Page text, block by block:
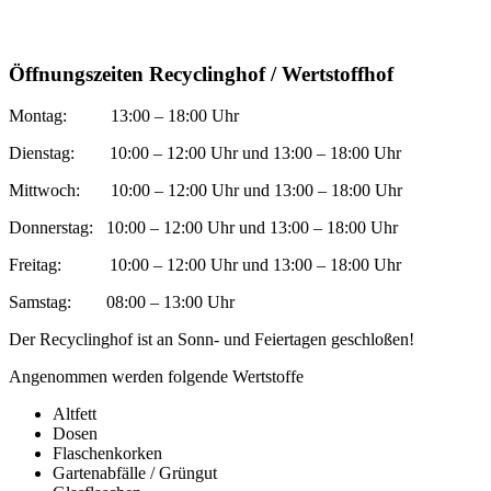
Öffnungszeiten Recyclinghof / Wertstoffhof
Montag: 13:00 – 18:00 Uhr
Dienstag: 10:00 – 12:00 Uhr und 13:00 – 18:00 Uhr
Mittwoch: 10:00 – 12:00 Uhr und 13:00 – 18:00 Uhr
Donnerstag: 10:00 – 12:00 Uhr und 13:00 – 18:00 Uhr
Freitag: 10:00 – 12:00 Uhr und 13:00 – 18:00 Uhr
Samstag: 08:00 – 13:00 Uhr
Der Recyclinghof ist an Sonn- und Feiertagen geschloßen!
Angenommen werden folgende Wertstoffe
Altfett
Dosen
Flaschenkorken
Gartenabfälle / Grüngut